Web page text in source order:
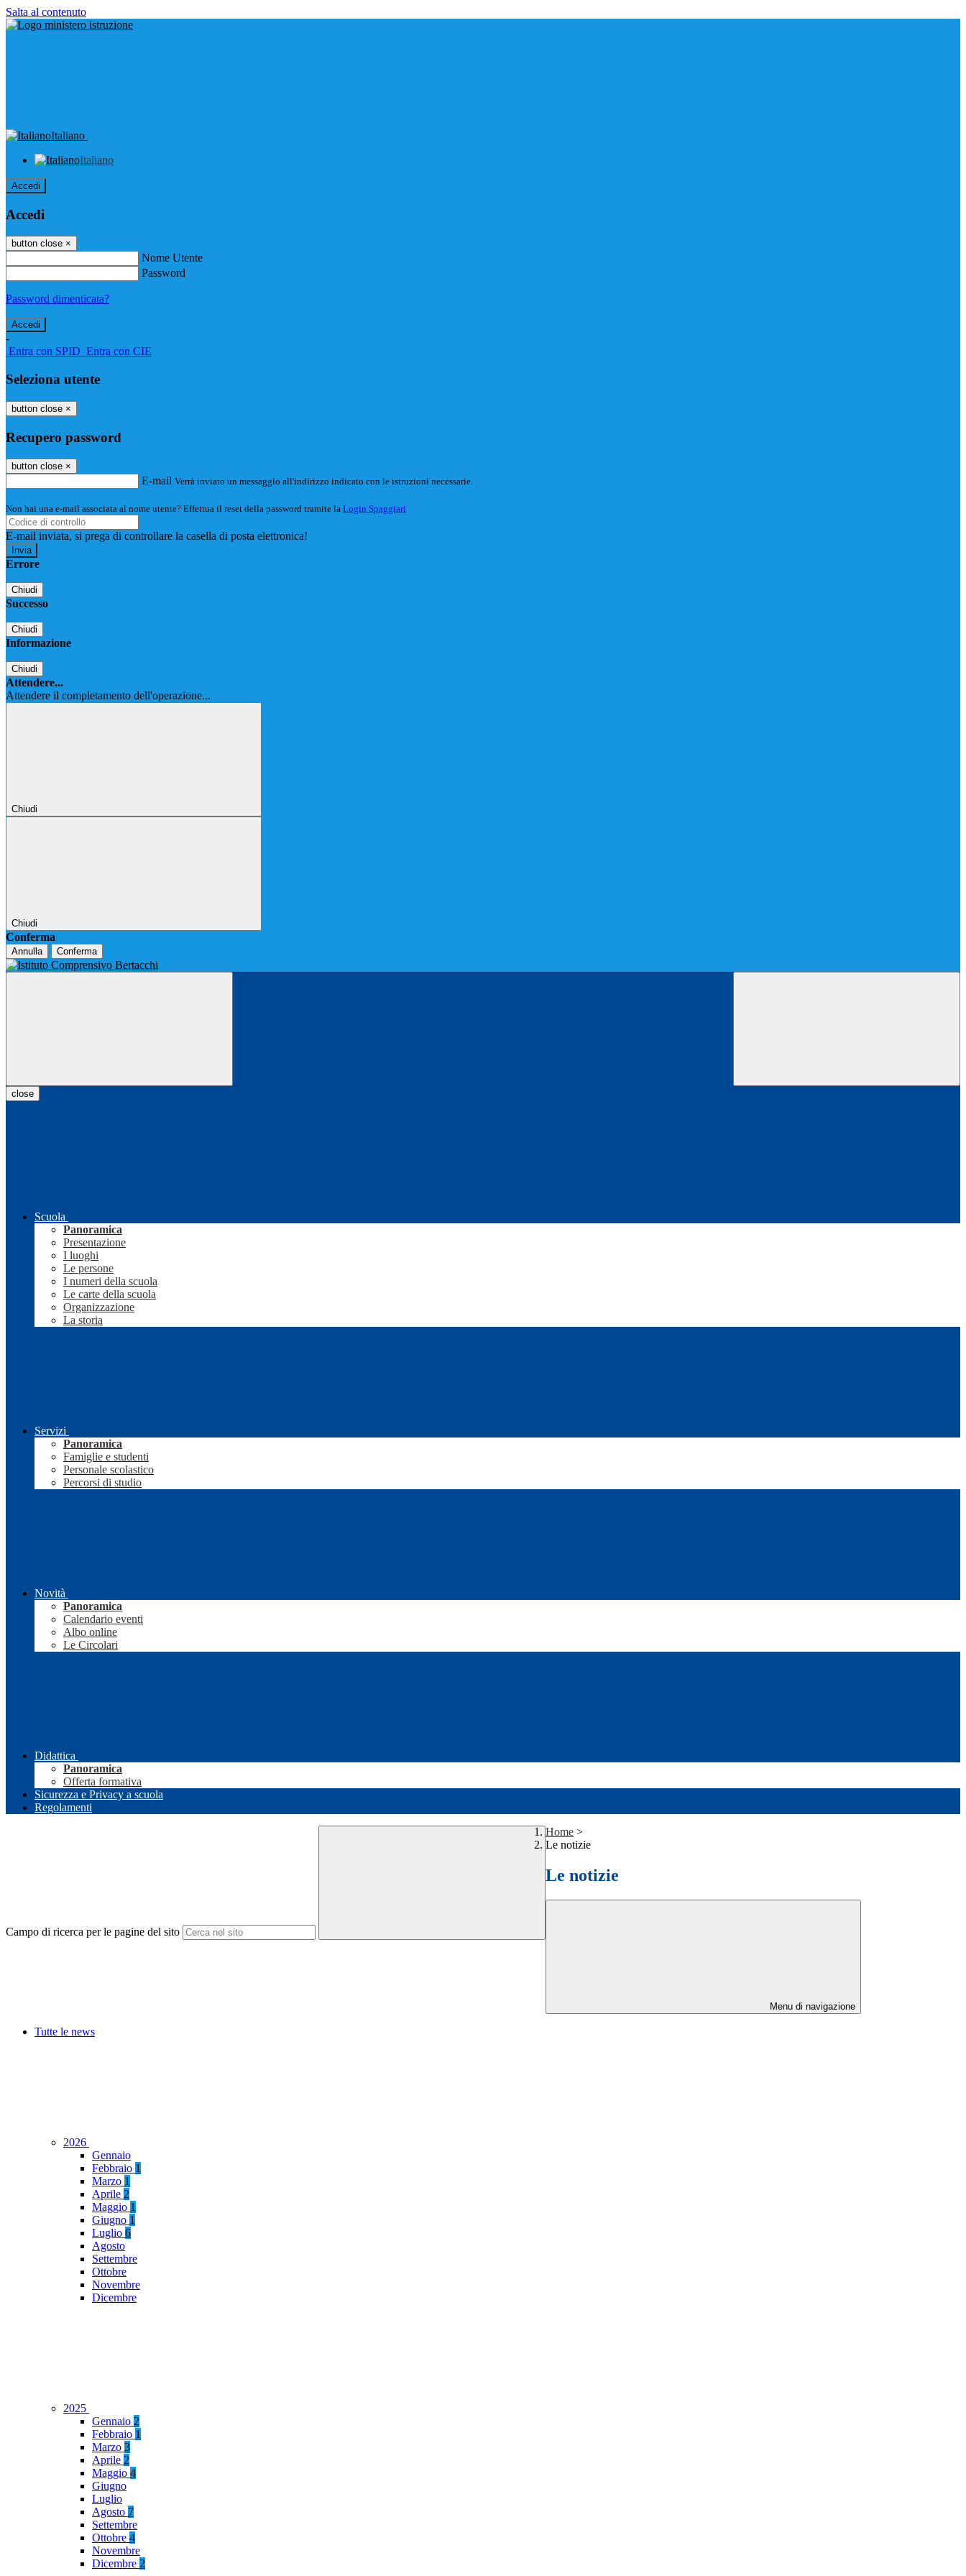
Salta al contenuto
Italiano
Italiano
Accedi
Accedi
button close ×
Nome Utente
Password
Password dimenticata?
-
Entra con SPID Entra con CIE
Seleziona utente
button close ×
Recupero password
button close ×
E-mail Verrà inviato un messaggio all'indirizzo indicato con le istruzioni necessarie.
Non hai una e-mail associata al nome utente? Effettua il reset della password tramite la Login Spaggiari
E-mail inviata, si prega di controllare la casella di posta elettronica!
Errore
Chiudi
Successo
Chiudi
Informazione
Chiudi
Attendere...
Attendere il completamento dell'operazione...
Chiudi
Chiudi
Conferma
Annulla Conferma
close
Scuola
Panoramica
Presentazione
I luoghi
Le persone
I numeri della scuola
Le carte della scuola
Organizzazione
La storia
Servizi
Panoramica
Famiglie e studenti
Personale scolastico
Percorsi di studio
Novità
Panoramica
Calendario eventi
Albo online
Le Circolari
Didattica
Panoramica
Offerta formativa
Sicurezza e Privacy a scuola
Regolamenti
Campo di ricerca per le pagine del sito
Home >
Le notizie
Le notizie
Menu di navigazione
Tutte le news
2026
Gennaio
Febbraio 1
Marzo 1
Aprile 2
Maggio 1
Giugno 1
Luglio 6
Agosto
Settembre
Ottobre
Novembre
Dicembre
2025
Gennaio 2
Febbraio 1
Marzo 3
Aprile 2
Maggio 4
Giugno
Luglio
Agosto 7
Settembre
Ottobre 4
Novembre
Dicembre 2